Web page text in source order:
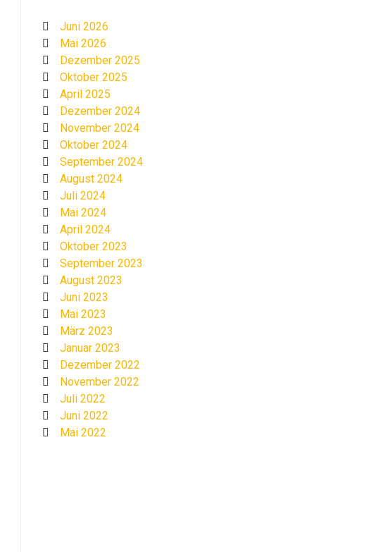
Juni 2026
Mai 2026
Dezember 2025
Oktober 2025
April 2025
Dezember 2024
November 2024
Oktober 2024
September 2024
August 2024
Juli 2024
Mai 2024
April 2024
Oktober 2023
September 2023
August 2023
Juni 2023
Mai 2023
März 2023
Januar 2023
Dezember 2022
November 2022
Juli 2022
Juni 2022
Mai 2022